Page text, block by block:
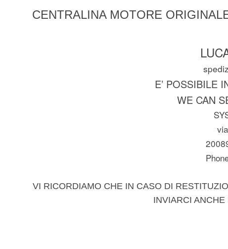
CENTRALINA MOTORE
E’ POSSIBILE
WE CAN
VI RICORDIAMO CHE IN CASO DI
INVIARCI